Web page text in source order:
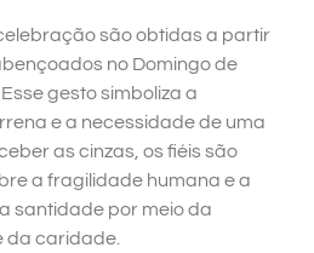
são obtidas a partir
no Domingo de
gesto simboliza a
e a necessidade de uma
as cinzas, os fiéis são
a fragilidade humana e a
santidade por meio da
da caridade.